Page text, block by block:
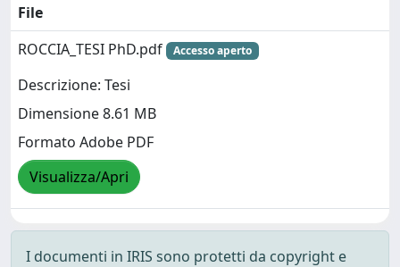
File
ROCCIA_TESI PhD.pdf
Accesso aperto
Descrizione: Tesi
Dimensione 8.61 MB
Formato Adobe PDF
Visualizza/Apri
I documenti in IRIS sono protetti da copyright e